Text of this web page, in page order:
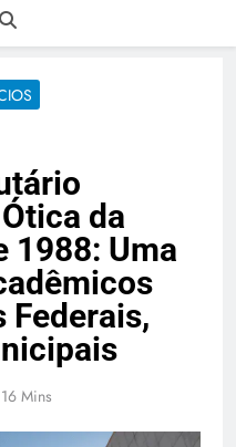
da
1988: Uma
Federais,
16 Mins